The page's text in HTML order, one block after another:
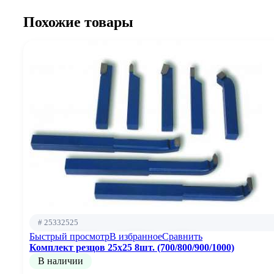
Похожие товары
# 25332525
Быстрый просмотрВ избранноеСравнить
Комплект резцов 25х25 8шт. (700/800/900/1000)
В наличии